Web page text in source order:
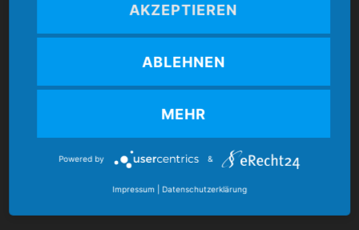
verband@boccia-bund.de
AKZEPTIEREN
ABLEHNEN
MEHR
Powered by &
Impressum Datenschutzerklärung